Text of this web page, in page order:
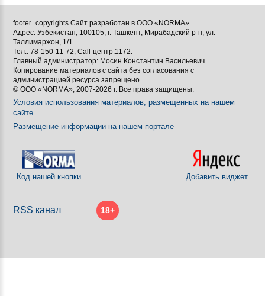


[BBCODE]
footer_copyrights Сайт разработан в ООО «NORMA»
Адрес: Узбекистан, 100105, г. Ташкент, Мирабадский р-н, ул.
Таллимаржон, 1/1.
Тел.: 78-150-11-72, Call-центр:1172.
Главный администратор: Мосин Константин Васильевич.
Копирование материалов с сайта без согласования с
администрацией ресурса запрещено.
© ООО «NORMA», 2007-2026 г. Все права защищены.
Условия использования материалов, размещенных на нашем
сайте
Размещение информации на нашем портале
Код нашей кнопки Добавить виджет
RSS канал 18+